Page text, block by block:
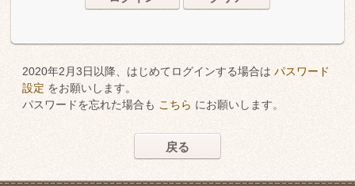
2020年2月3日以降、はじめてログインする場合は パスワード
設定 をお願いします。
パスワードを忘れた場合も こちら にお願いします。
戻る